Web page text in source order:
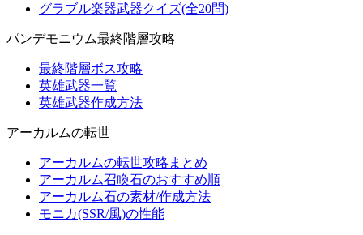
グラブル楽器武器クイズ(全20問)
パンデモニウム最終階層攻略
最終階層ボス攻略
英雄武器一覧
英雄武器作成方法
アーカルムの転世
アーカルムの転世攻略まとめ
アーカルム召喚石のおすすめ順
アーカルム石の素材/作成方法
モニカ(SSR/風)の性能